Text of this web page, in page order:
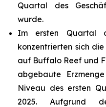
Quartal des
wurde.
Im ersten Quartal
konzentrierten sich
auf Buffalo Reef und
abgebaute
Niveau des ersten
2025. Aufgrund